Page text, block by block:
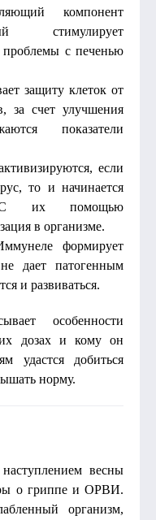
компонент
стимулирует
проблемы с печенью
защиту клеток от
за счет улучшения
показатели
если
то и начинается
С их помощью
в организме.
формирует
дает патогенным
и развиваться.
особенности
дозах и кому он
удастся добиться
норму.
весны
о гриппе и ОРВИ.
организм,